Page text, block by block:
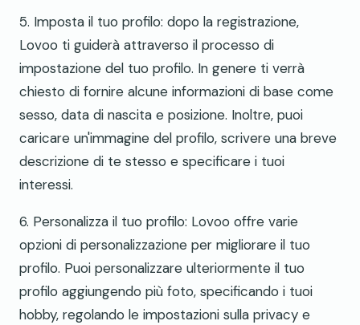
5. Imposta il tuo profilo: dopo la registrazione,
Lovoo ti guiderà attraverso il processo di
impostazione del tuo profilo. In genere ti verrà
chiesto di fornire alcune informazioni di base come
sesso, data di nascita e posizione. Inoltre, puoi
caricare un'immagine del profilo, scrivere una breve
descrizione di te stesso e specificare i tuoi
interessi.
6. Personalizza il tuo profilo: Lovoo offre varie
opzioni di personalizzazione per migliorare il tuo
profilo. Puoi personalizzare ulteriormente il tuo
profilo aggiungendo più foto, specificando i tuoi
hobby, regolando le impostazioni sulla privacy e